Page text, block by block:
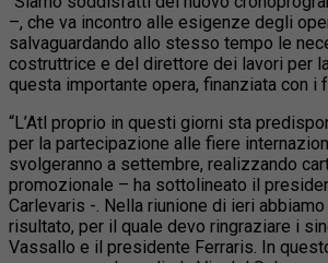
–, che va incontro alle esigenze degli
salvaguardando allo stesso tempo le
costruttrice e del direttore dei lavori per
questa importante opera, finanziata con i
“L’Atl proprio in questi giorni sta
per la partecipazione alle fiere
svolgeranno a settembre, realizzando
promozionale – ha sottolineato il
Carlevaris -. Nella riunione di ieri
risultato, per il quale devo ringraziare i
Vassallo e il presidente Ferraris. In